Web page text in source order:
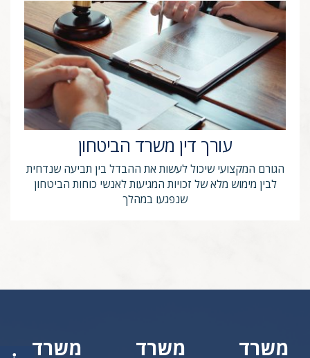
עורך דין משרד הביטחון
הגורם המקצועי שיכול לעשות את ההבדל בין תביעה שנדחית
לבין מימוש מלא של זכויות המגיעות לאנשי כוחות הביטחון
שנפגעו במהלך
משרד משרד משרד